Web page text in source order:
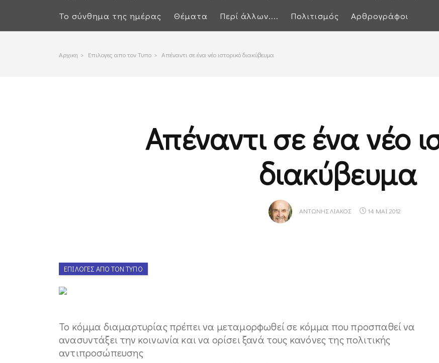
Το σύνθημα της ημέρας
Θέματα Περί άλλων.... Πολιτισμός Αρθρογράφοι
Αρχικη > Επιλογες απο τον Τυπο > Απέναντι σε ένα νέο ιστορικό διακύβευμα
Απέναντι σε ένα νέο
διακύβευμα
ΑΝΤΏΝΗΣ ΛΙΆΚΟΣ 14 ΜΑΪ 2012
ΕΠΙΛΟΓΈΣ ΑΠΌ ΤΟΝ ΤΎΠΟ
Το κόμμα διαμαρτυρίας πρέπει να μεταμορφωθεί σε κόμμα που προσπαθεί να
ανασυντάξει την κοινωνία και να ορίσει ξανά τους κανόνες της πολιτικής
αντιπροσώπευσης